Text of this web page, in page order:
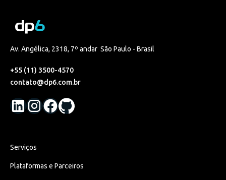
Av. Angélica, 2318, 7º andar São Paulo - Brasil
+55 (11) 3500-4570
contato@dp6.com.br
Serviços
Plataformas e Parceiros